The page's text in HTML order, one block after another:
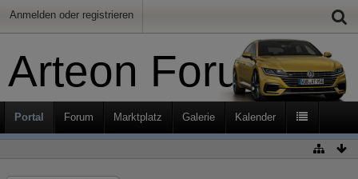
Anmelden oder registrieren
Arteon Forum
Portal Forum Marktplatz Galerie Kalender